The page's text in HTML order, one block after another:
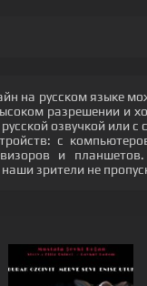
на русском языке
разрешении и
озвучкой или
с
и
зрители не